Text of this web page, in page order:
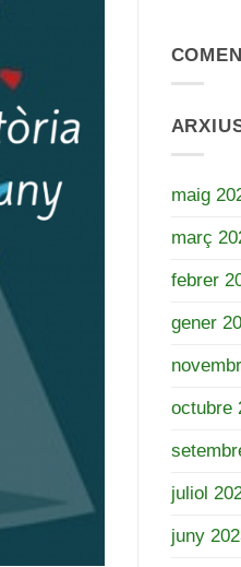
maig
març
febrer
gener
octubre
juliol
juny